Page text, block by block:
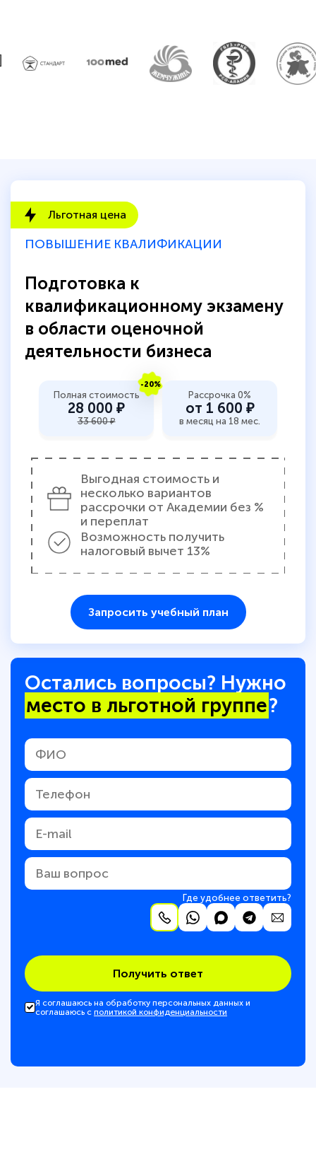
Льготная цена
ПОВЫШЕНИЕ КВАЛИФИКАЦИИ
Подготовка к
квалификационному экзамену
в области оценочной
деятельности бизнеса
-20%
Полная стоимость
28 000 ₽
33 600 ₽
Рассрочка 0%
от 1 600 ₽
в месяц на 18 мес.
Выгодная стоимость и
несколько вариантов
рассрочки от Академии без %
и переплат
Возможность получить
налоговый вычет 13%
Запросить учебный план
Остались вопросы? Нужно
место в льготной группе?
Где удобнее ответить?
Получить ответ
Я соглашаюсь на обработку персональных данных и
соглашаюсь с политикой конфиденциальности